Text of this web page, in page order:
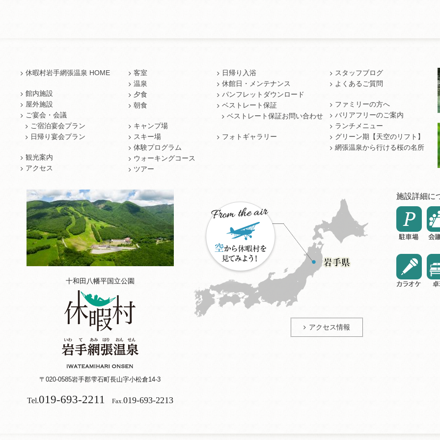
休暇村岩手網張温泉 HOME
館内施設
屋外施設
ご宴会・会議
ご宿泊宴会プラン
日帰り宴会プラン
観光案内
アクセス
客室
温泉
夕食
朝食
キャンプ場
スキー場
体験プログラム
ウォーキングコース
ツアー
日帰り入浴
休館日・メンテナンス
パンフレットダウンロード
ベストレート保証
ベストレート保証お問い合わせ
フォトギャラリー
スタッフブログ
よくあるご質問
ファミリーの方へ
バリアフリーのご案内
ランチメニュー
グリーン期【天空のリフト】
網張温泉から行ける桜の名所
十和田八幡平国立公園
〒020-0585岩手郡雫石町長山字小松倉14-3
Tel.019-693-2211 Fax. 019-693-2213
アクセス情報
施設詳細に